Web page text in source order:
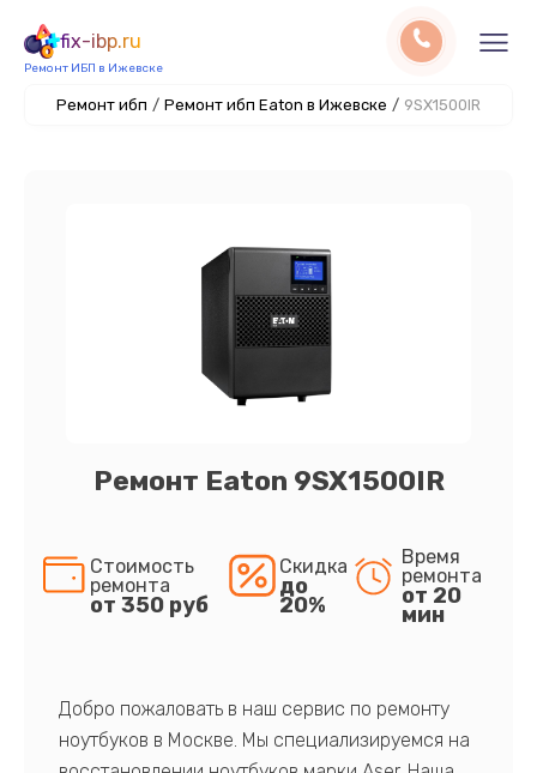
fix-ibp.ru
Ремонт ИБП в Ижевске
Ремонт ибп / Ремонт ибп Eaton в Ижевске / 9SX1500IR
Ремонт Eaton 9SX1500IR
Стоимость
ремонта
от 350 руб
Скидка
до
20%
Время
ремонта
от 20
мин
Добро пожаловать в наш сервис по ремонту
ноутбуков в Москве. Мы специализируемся на